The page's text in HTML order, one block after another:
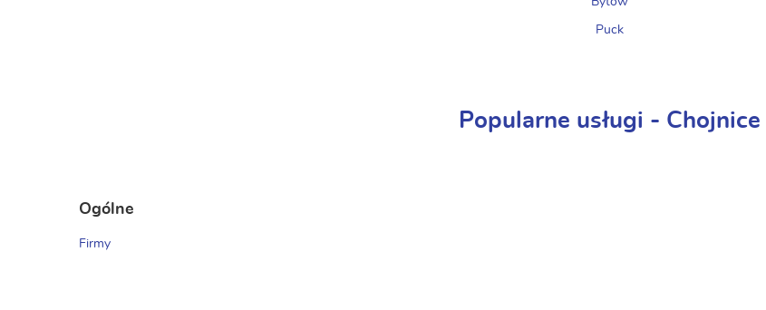
Puck
Popularne usługi - Chojnice
Ogólne
Firmy